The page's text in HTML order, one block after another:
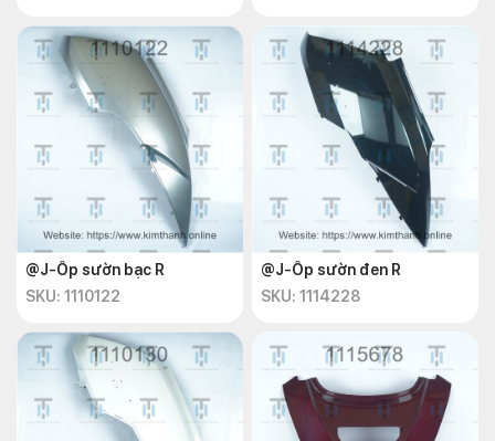
@J-Ốp sườn bạc R
SKU: 1110122
@J-Ốp sườn đen R
SKU: 1114228